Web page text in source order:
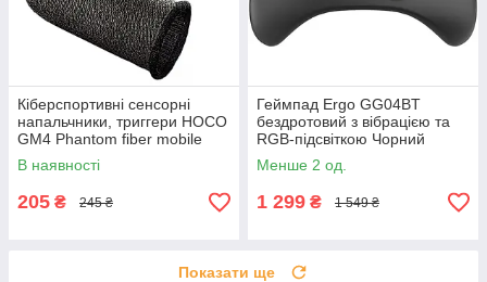
Кіберспортивні сенсорні
напальчники, триггери HOCO
GM4 Phantom fiber mobile
game finger cots 2шт
Black/Silver
В наявності
205 ₴ 245 ₴
Геймпад Ergo GG04BT
бездротовий з вібрацією та
RGB-підсвіткою Чорний
(GG04BT)
Менше 2 од.
1 299 ₴ 1 549 ₴
Показати ще